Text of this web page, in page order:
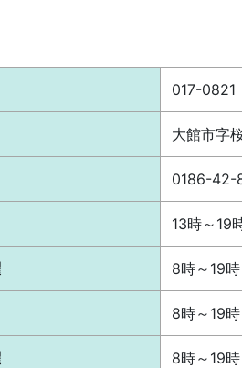
017-0821
大館市字
0186-42-
13時～19
8時～19時
8時～19時
8時～19時